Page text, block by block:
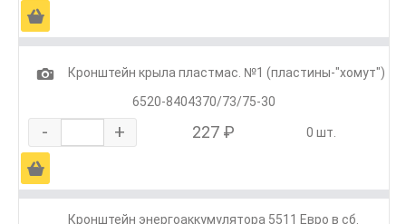
Ä
1
Кронштейн крыла пластмас. №1 (пластины-"хомут")
6520-8404370/73/75-30
- + 227 ₽ 0 шт.
Ä
Кронштейн энергоаккумулятора 5511 Евро в сб.